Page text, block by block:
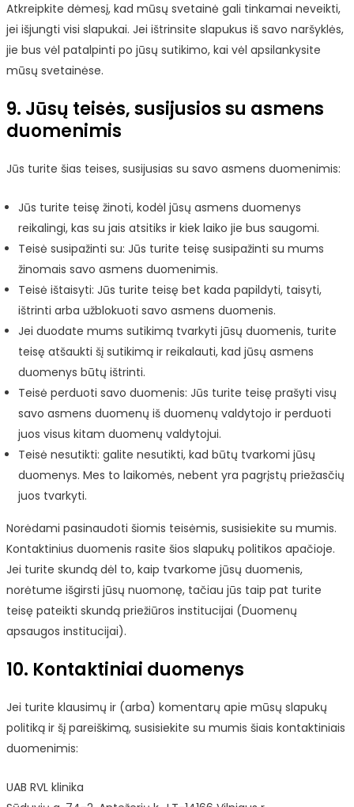
Atkreipkite dėmesį, kad mūsų svetainė gali tinkamai neveikti,
jei išjungti visi slapukai. Jei ištrinsite slapukus iš savo naršyklės,
jie bus vėl patalpinti po jūsų sutikimo, kai vėl apsilankysite
mūsų svetainėse.
9. Jūsų teisės, susijusios su asmens
duomenimis
Jūs turite šias teises, susijusias su savo asmens duomenimis:
Jūs turite teisę žinoti, kodėl jūsų asmens duomenys
reikalingi, kas su jais atsitiks ir kiek laiko jie bus saugomi.
Teisė susipažinti su: Jūs turite teisę susipažinti su mums
žinomais savo asmens duomenimis.
Teisė ištaisyti: Jūs turite teisę bet kada papildyti, taisyti,
ištrinti arba užblokuoti savo asmens duomenis.
Jei duodate mums sutikimą tvarkyti jūsų duomenis, turite
teisę atšaukti šį sutikimą ir reikalauti, kad jūsų asmens
duomenys būtų ištrinti.
Teisė perduoti savo duomenis: Jūs turite teisę prašyti visų
savo asmens duomenų iš duomenų valdytojo ir perduoti
juos visus kitam duomenų valdytojui.
Teisė nesutikti: galite nesutikti, kad būtų tvarkomi jūsų
duomenys. Mes to laikomės, nebent yra pagrįstų priežasčių
juos tvarkyti.
Norėdami pasinaudoti šiomis teisėmis, susisiekite su mumis.
Kontaktinius duomenis rasite šios slapukų politikos apačioje.
Jei turite skundą dėl to, kaip tvarkome jūsų duomenis,
norėtume išgirsti jūsų nuomonę, tačiau jūs taip pat turite
teisę pateikti skundą priežiūros institucijai (Duomenų
apsaugos institucijai).
10. Kontaktiniai duomenys
Jei turite klausimų ir (arba) komentarų apie mūsų slapukų
politiką ir šį pareiškimą, susisiekite su mumis šiais kontaktiniais
duomenimis:
UAB RVL klinika